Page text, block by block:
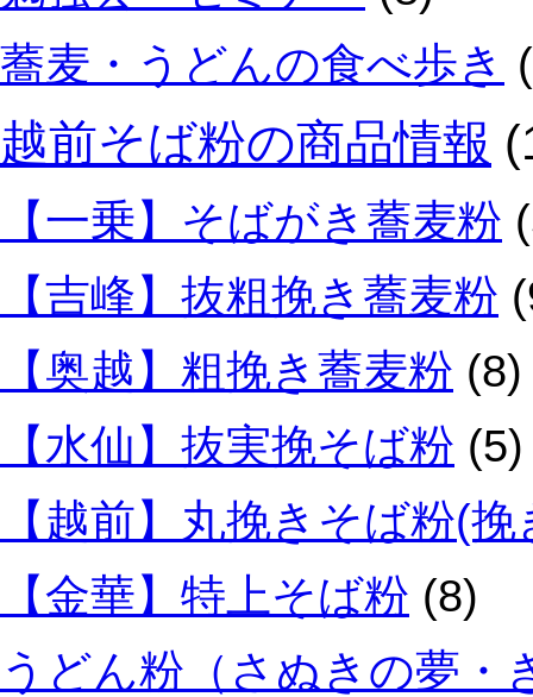
蕎麦・うどんの食べ歩き
越前そば粉の商品情報
【一乗】そばがき蕎麦粉
【吉峰】抜粗挽き蕎麦粉
【奥越】粗挽き蕎麦粉 (8)
【水仙】抜実挽そば粉 (5)
【越前】丸挽きそば粉(
【金華】特上そば粉 (8)
うどん粉（さぬきの夢・